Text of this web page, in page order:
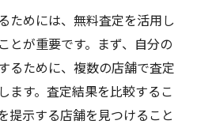
ためには、無料査定を活用し
とが重要です。まず、自分の
るために、複数の店舗で査定
ます。査定結果を比較するこ
提示する店舗を見つけること